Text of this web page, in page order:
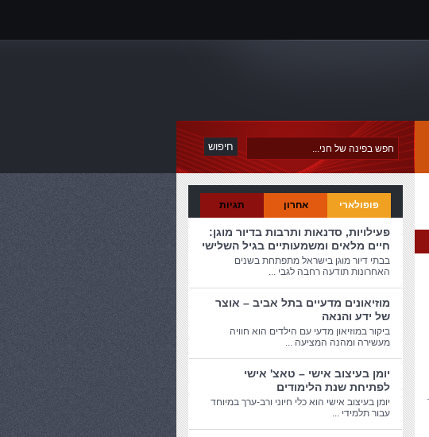
פופולארי אחרון תגיות
פעילויות, סדנאות ותרבות בדיור מוגן:
חיים מלאים ומשמעותיים בגיל השלישי
בבתי דיור מוגן בישראל מתפתחת בשנים
האחרונות תודעה רחבה לגבי ...
מוזיאונים מדעיים בתל אביב – אוצר
של ידע והנאה
ביקור במוזיאון מדעי עם הילדים הוא חוויה
מעשירה ומהנה המציעה ...
יומן בעיצוב אישי – טאצ' אישי
לפתיחת שנת הלימודים
יומן בעיצוב אישי הוא כלי חיוני ורב-ערך במיוחד
עבור תלמידי ...